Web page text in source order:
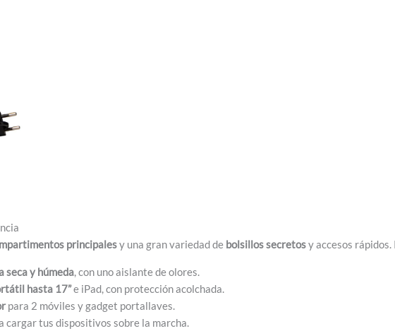
principalesy una gran variedad de bolsillos secretosy accesos rápidos.
seca y húmeda, con uno aislante de olores.
hasta 17”e iPad, con protección acolchada.
para 2 móviles y gadget portallaves.
cargar tus dispositivos sobre la marcha.